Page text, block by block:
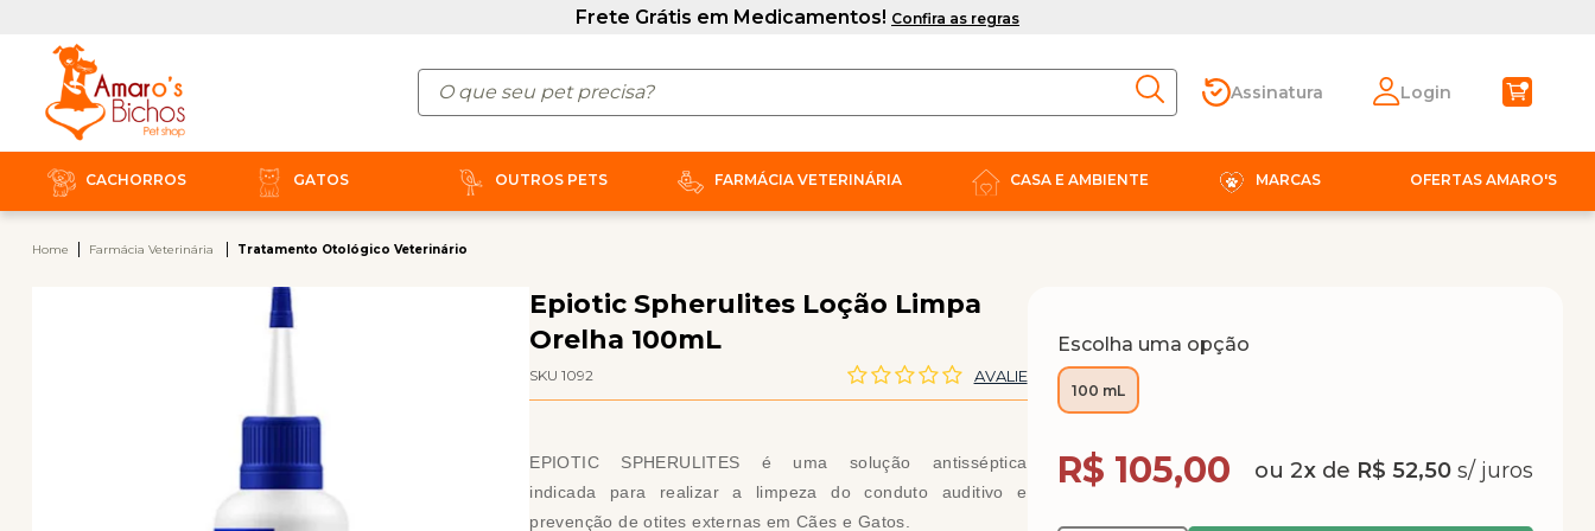
Assinatura Login
CACHORROS GATOS OUTROS PETS FARMÁCIA VETERINÁRIA CASA E AMBIENTE MARCAS OFERTAS AMARO'S
Home Farmácia Veterinária Tratamento Otológico Veterinário
Epiotic Spherulites Loção Limpa
Orelha 100mL
SKU 1092 AVALIE
EPIOTIC SPHERULITES é uma solução antisséptica
indicada para realizar a limpeza do conduto auditivo e
prevenção de otites externas em Cães e Gatos.
Escolha uma opção
100 mL
R$ 105,00 2x de R$ 52,50